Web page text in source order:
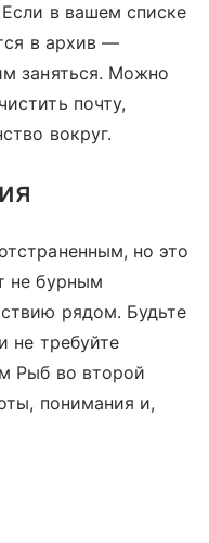
в вашем списке
в архив —
заняться. Можно
почту,
вокруг.
но это
не бурным
рядом. Будьте
не требуйте
Рыб во второй
понимания и,